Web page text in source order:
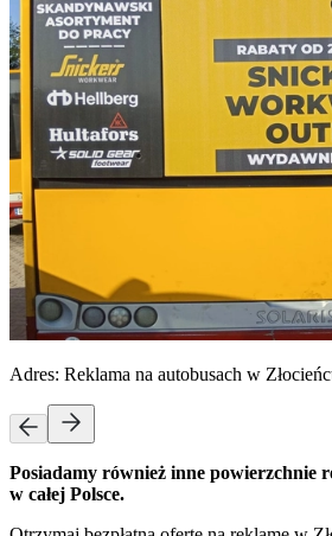
Adres: Reklama na autobusach w
Posiadamy również inne powierzchnie
w całej Polsce.